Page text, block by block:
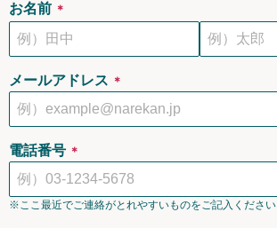
お名前 ＊
メールアドレス ＊
電話番号 ＊
※ここ最近でご連絡がとれやすいものをご記入ください